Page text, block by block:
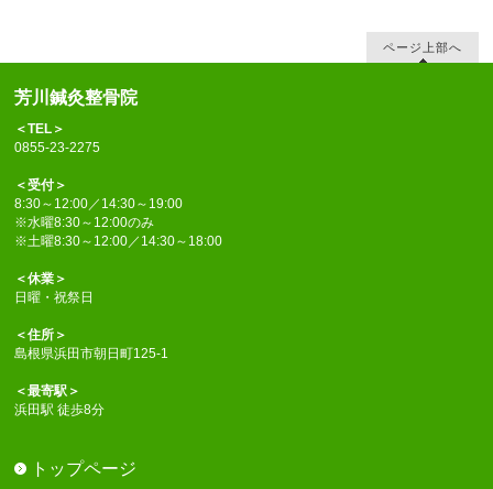
ページ上部へ
芳川鍼灸整骨院
＜TEL＞
0855-23-2275
＜受付＞
8:30～12:00／14:30～19:00
※水曜8:30～12:00のみ
※土曜8:30～12:00／14:30～18:00
＜休業＞
日曜・祝祭日
＜住所＞
島根県浜田市朝日町125-1
＜最寄駅＞
浜田駅 徒歩8分
トップページ